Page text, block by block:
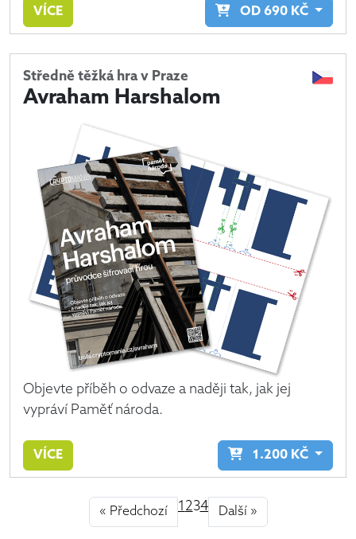
VÍCE OD 690 KČ
Středně těžká hra v Praze
Avraham Harshalom
Objevte příběh o odvaze a naději tak, jak jej
vypráví Paměť národa.
VÍCE 1.200 KČ
« Předchozí 1 234 Další »